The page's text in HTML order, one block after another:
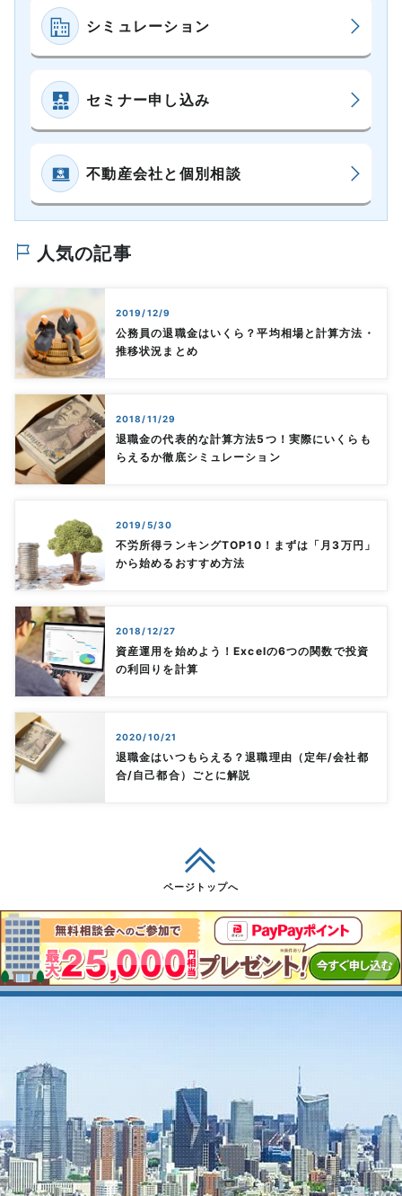
シミュレーション
セミナー申し込み
不動産会社と個別相談
人気の記事
2019/12/9
公務員の退職金はいくら？平均相場と計算方法・
推移状況まとめ
2018/11/29
退職金の代表的な計算方法5つ！実際にいくらも
らえるか徹底シミュレーション
2019/5/30
不労所得ランキングTOP10！まずは「月3万円」
から始めるおすすめ方法
2018/12/27
資産運用を始めよう！Excelの6つの関数で投資
の利回りを計算
2020/10/21
退職金はいつもらえる？退職理由（定年/会社都
合/自己都合）ごとに解説
ページトップへ